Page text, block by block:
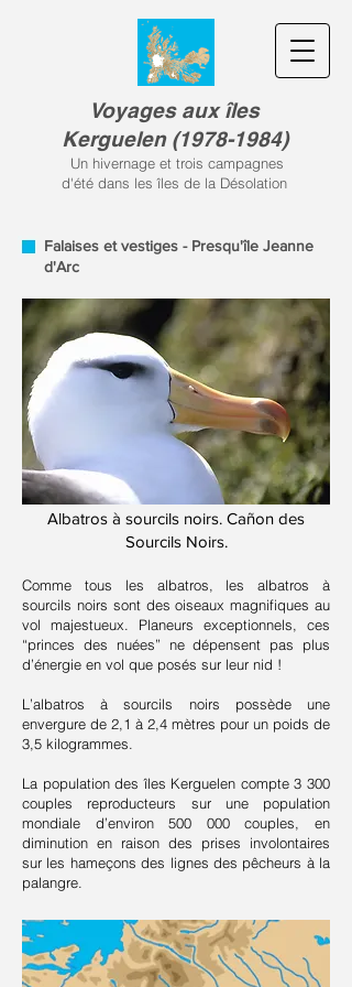
Voyages aux îles
Kerguelen (1978-1984)
Un hivernage et trois campagnes
d'été dans les îles de la Désolation
Falaises et vestiges - Presqu'île Jeanne
d'Arc
Albatros à sourcils noirs. Cañon des
Sourcils Noirs.
Comme tous les albatros, les albatros à
sourcils noirs sont des oiseaux magnifiques au
vol majestueux. Planeurs exceptionnels, ces
“princes des nuées” ne dépensent pas plus
d’énergie en vol que posés sur leur nid !
L’albatros à sourcils noirs possède une
envergure de 2,1 à 2,4 mètres pour un poids de
3,5 kilogrammes.
La population des îles Kerguelen compte 3 300
couples reproducteurs sur une population
mondiale d’environ 500 000 couples, en
diminution en raison des prises involontaires
sur les hameçons des lignes des pêcheurs à la
palangre.